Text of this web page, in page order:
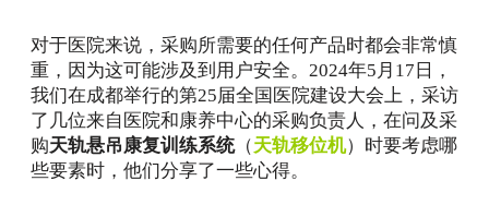
对于医院来说，采购所需要的任何产品时都会非常慎
重，因为这可能涉及到用户安全。2024年5月17日，
我们在成都举行的第25届全国医院建设大会上，采访
了几位来自医院和康养中心的采购负责人，在问及采
购天轨悬吊康复训练系统（天轨移位机）时要考虑哪
些要素时，他们分享了一些心得。